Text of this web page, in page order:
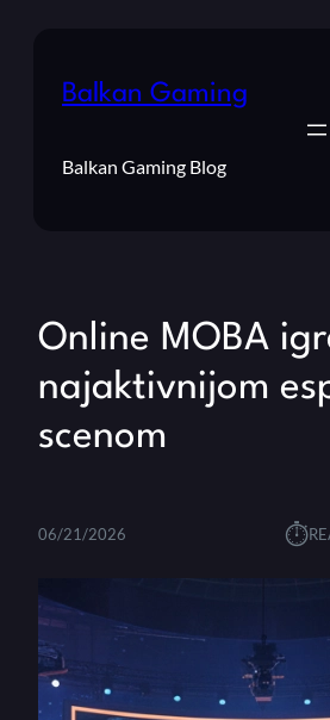
Balkan Gaming
Balkan Gaming Blog
Online MOBA
najaktivnijom
scenom
06/21/2026 ⏱︎